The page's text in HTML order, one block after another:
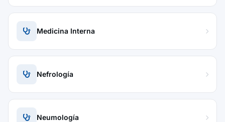
Medicina Interna
Nefrología
Neumología